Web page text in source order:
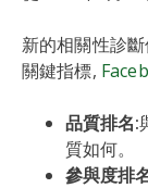
新的相關性診
關鍵指標,
品質排名:
質如何。
參與度排